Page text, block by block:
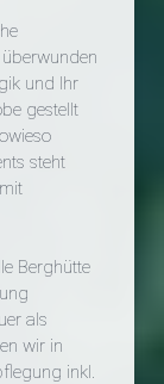
und Ihr
gestellt
steht
Berghütte
als
wir in
inkl.